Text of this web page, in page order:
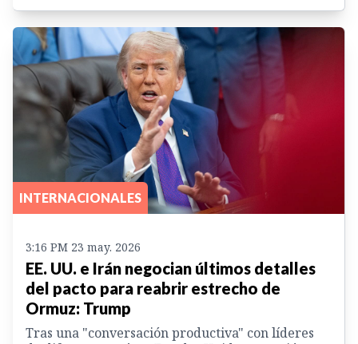
INTERNACIONALES
3:16 PM 23 may. 2026
EE. UU. e Irán negocian últimos detalles
del pacto para reabrir estrecho de
Ormuz: Trump
Tras una "conversación productiva" con líderes